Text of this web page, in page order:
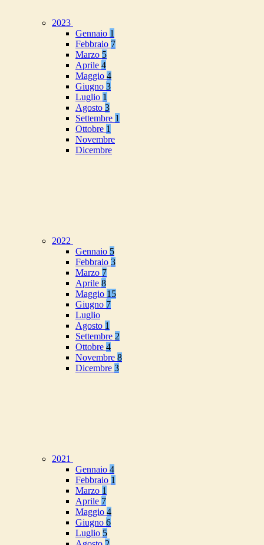
2023
Gennaio 1
Febbraio 7
Marzo 5
Aprile 4
Maggio 4
Giugno 3
Luglio 1
Agosto 3
Settembre 1
Ottobre 1
Novembre
Dicembre
2022
Gennaio 5
Febbraio 3
Marzo 7
Aprile 8
Maggio 15
Giugno 7
Luglio
Agosto 1
Settembre 2
Ottobre 4
Novembre 8
Dicembre 3
2021
Gennaio 4
Febbraio 1
Marzo 1
Aprile 7
Maggio 4
Giugno 6
Luglio 5